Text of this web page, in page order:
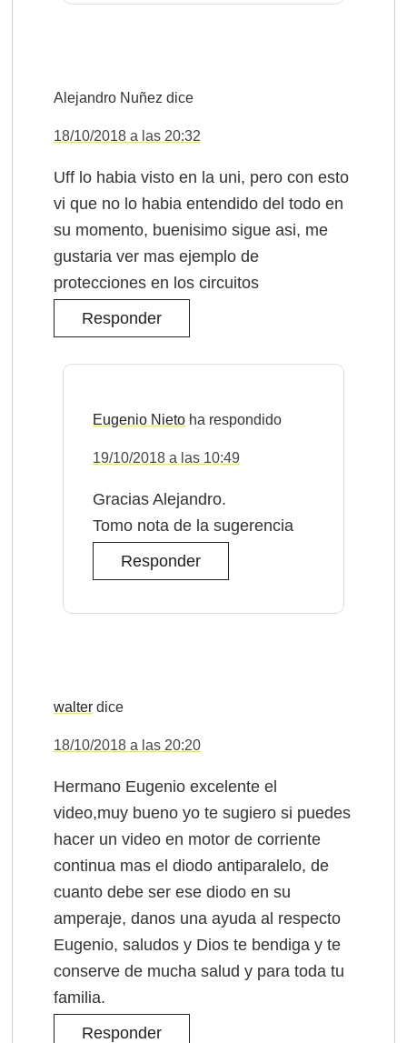
Alejandro Nuñez dice
18/10/2018 a las 20:32
Uff lo habia visto en la uni, pero con esto
vi que no lo habia entendido del todo en
su momento, buenisimo sigue asi, me
gustaria ver mas ejemplo de
protecciones en los circuitos
Responder
Eugenio Nieto
19/10/2018 a las 10:49
Gracias Alejandro.
Tomo nota de la sugerencia
Responder
walter dice
18/10/2018 a las 20:20
Hermano Eugenio excelente el
video,muy bueno yo te sugiero si puedes
hacer un video en motor de corriente
continua mas el diodo antiparalelo, de
cuanto debe ser ese diodo en su
amperaje, danos una ayuda al respecto
Eugenio, saludos y Dios te bendiga y te
conserve de mucha salud y para toda tu
familia.
Responder